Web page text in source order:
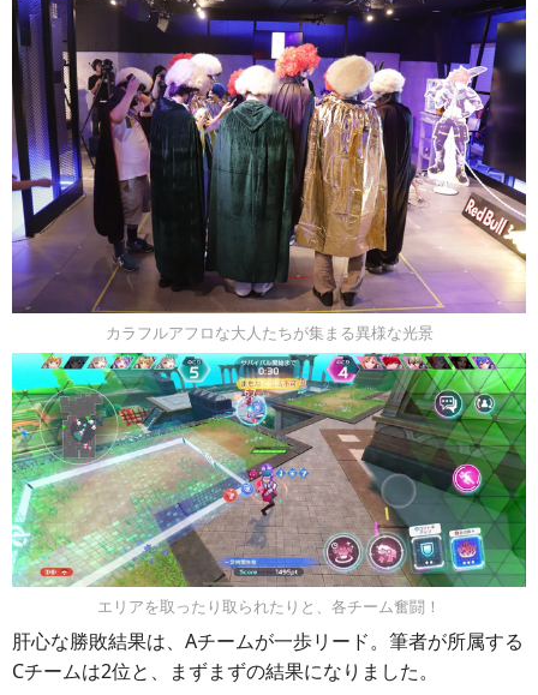
カラフルアフロな大人たちが集まる異様な光景
エリアを取ったり取られたりと、各チーム奮闘！
肝心な勝敗結果は、Aチームが一歩リード。筆者が所属する
Cチームは2位と、まずまずの結果になりました。